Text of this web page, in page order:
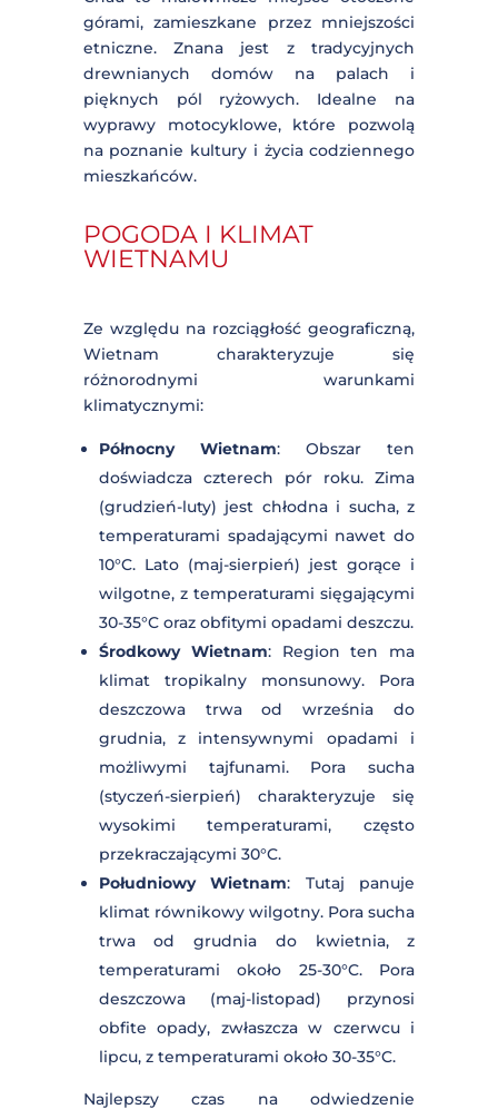
Trang An lub Tam Coc to unikalna
atrakcja, pozwalająca na podziwianie
krasowych formacji i jaskiń z
perspektywy wody.
Góry Marmurowe – Naturalne
Formacje Wapienne– W Da Nang
można odkryć grupę pięciu
świątyniami, które oferują
panoramiczne widoki na okolicę.
wybrzeża.
Mai Chau – Dolina Górska
– Dolina Mai
Chau to malownicze miejsce otoczone
etniczne. Znana jest z tradycyjnych
drewnianych domów na palach i
pięknych pól ryżowych. Idealne na
wyprawy motocyklowe, które pozwolą
na poznanie kultury i życia
codziennego mieszkańców.
POGODA I KLIMAT
WIETNAMU
Ze względu na rozciągłość
geograficzną, Wietnam charakteryzuje
się różnorodnymi warunkami
klimatycznymi:
Północny Wietnam: Obszar ten
doświadcza czterech pór roku. Zima
(grudzień-luty) jest chłodna i sucha, z
temperaturami spadającymi nawet
do 10°C. Lato (maj-sierpień) jest
gorące i wilgotne, z temperaturami
sięgającymi 30-35°C oraz obfitymi
opadami deszczu.
Środkowy Wietnam: Region ten ma